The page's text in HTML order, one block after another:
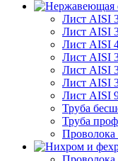
Лист AISI
Лист AISI
Лист AISI
Лист AISI
Лист AISI
Лист AISI
Лист AISI
Труба
Труба